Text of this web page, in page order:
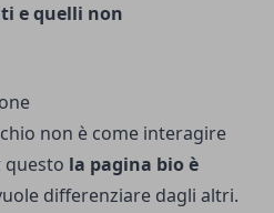
e quelli non
non è come interagire
questo la pagina bio è
differenziare dagli altri.